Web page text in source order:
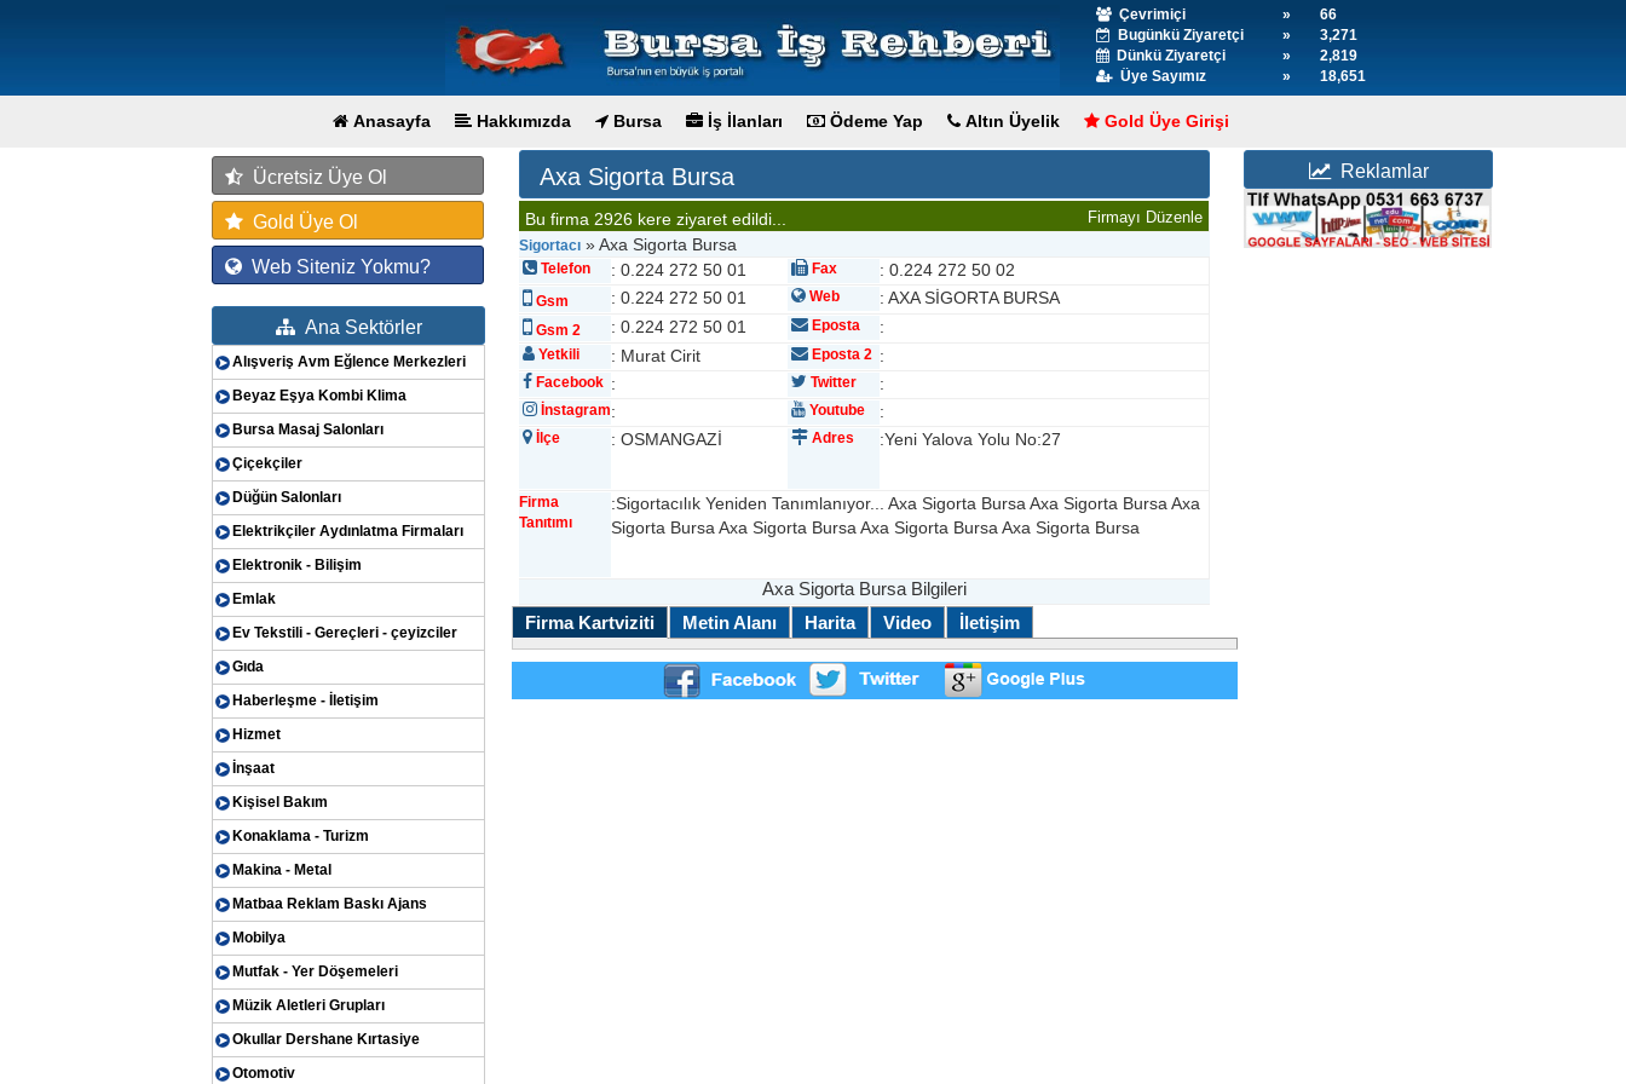
Çevrimiçi »
66
Bugünkü Ziyaretçi
»
3,271
Dünkü Ziyaretçi
»
2,819
Üye Sayımız
» 18,651
Anasayfa Hakkımızda Bursa İş İlanları Ödeme Yap Altın Üyelik Gold Üye Girişi
Ücretsiz Üye Ol
Gold Üye Ol
Web Siteniz Yokmu?
Ana Sektörler
Alışveriş Avm Eğlence Merkezleri
Beyaz Eşya Kombi Klima
Bursa Masaj Salonları
Çiçekçiler
Düğün Salonları
Elektrikçiler Aydınlatma Firmaları
Elektronik - Bilişim
Emlak
Ev Tekstili - Gereçleri - çeyizciler
Gıda
Haberleşme - İletişim
Hizmet
İnşaat
Kişisel Bakım
Konaklama - Turizm
Makina - Metal
Matbaa Reklam Baskı Ajans
Mobilya
Mutfak - Yer Döşemeleri
Müzik Aletleri Grupları
Okullar Dershane Kırtasiye
Otomotiv
Axa Sigorta Bursa
Bu firma 2926 kere ziyaret edildi... Firmayı Düzenle
Sigortacı » Axa Sigorta Bursa
Telefon : 0.224 272 50 01 Fax : 0.224 272 50 02
Gsm : 0.224 272 50 01 Web : AXA SİGORTA BURSA
Gsm 2 : 0.224 272 50 01 Eposta :
Yetkili : Murat Cirit Eposta 2 :
Facebook : Twitter :
İnstagram: Youtube :
İlçe : OSMANGAZİ Adres :Yeni Yalova Yolu No:27
Firma
Tanıtımı
:Sigortacılık Yeniden Tanımlanıyor... Axa Sigorta Bursa Axa Sigorta Bursa Axa
Sigorta Bursa Axa Sigorta Bursa Axa Sigorta Bursa Axa Sigorta Bursa
Axa Sigorta Bursa Bilgileri
Firma Kartviziti
Metin Alanı Harita Video İletişim
Reklamlar